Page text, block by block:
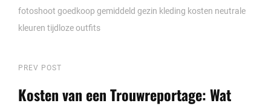
fotoshoot goedkoop gemiddeld gezin kleding kosten neutrale
kleuren tijdloze outfits
Berichtnavigatie
Previous
Post
PREV POST
Kosten van een Trouwreportage: Wat